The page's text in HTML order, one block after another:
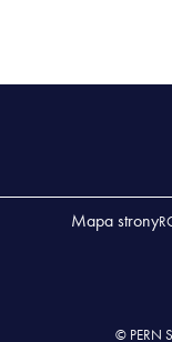
Mapa strony
© PERN